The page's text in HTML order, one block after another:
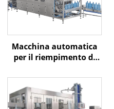
Macchina automatica
per il riempimento di
galloni